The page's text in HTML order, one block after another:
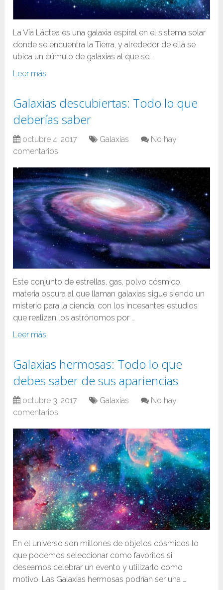
La Vía Láctea es una galaxia espiral en el sistema solar
donde se encuentra la Tierra, y alrededor de ella se
ubica un cúmulo de galaxias al que se …
Leer más
Galaxias descubiertas: Todo lo que
deberías saber
octubre 4, 2017 Galaxias
No hay
comentarios
Este conjunto de estrellas, gas, polvo cósmico,
materia oscura al que llaman galaxias sigue siendo un
misterio para la ciencia, con los incesantes estudios
que realizan los astrónomos por …
Leer más
Galaxias hermosas: Todo lo que
debes saber de sus apariencias
octubre 3, 2017 Galaxias
No hay
comentarios
En el universo son millones de objetos cósmicos lo
que podemos seleccionar como favoritos si
deseamos celebrar un evento y utilizarlo como
motivo. Las Galaxias hermosas podrían ser una …